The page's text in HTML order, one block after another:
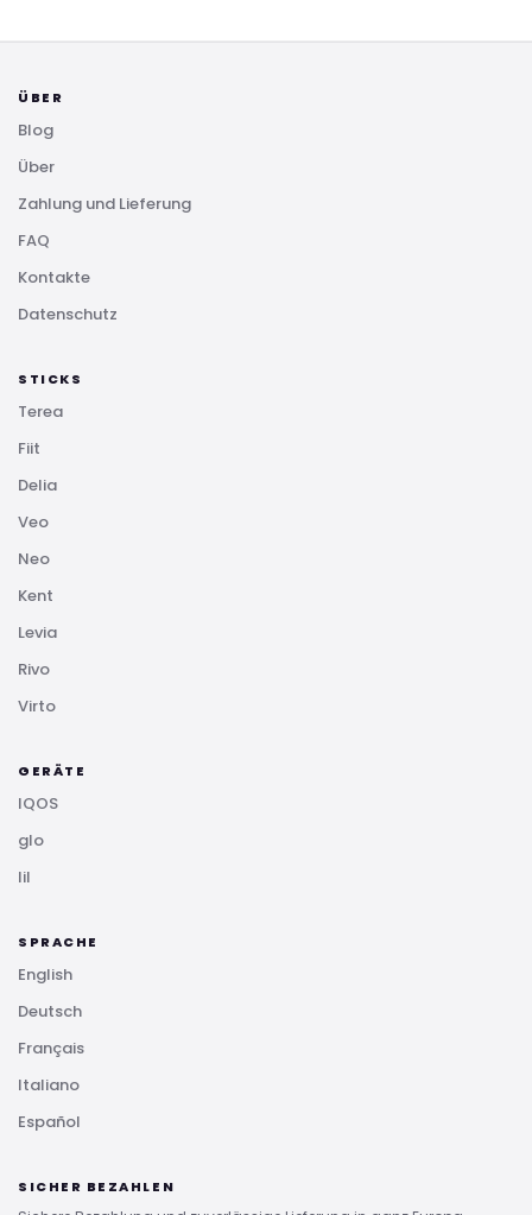
ÜBER
Blog
Über
Zahlung und Lieferung
FAQ
Kontakte
Datenschutz
STICKS
Terea
Fiit
Delia
Veo
Neo
Kent
Levia
Rivo
Virto
GERÄTE
IQOS
glo
lil
SPRACHE
English
Deutsch
Français
Italiano
Español
SICHER BEZAHLEN